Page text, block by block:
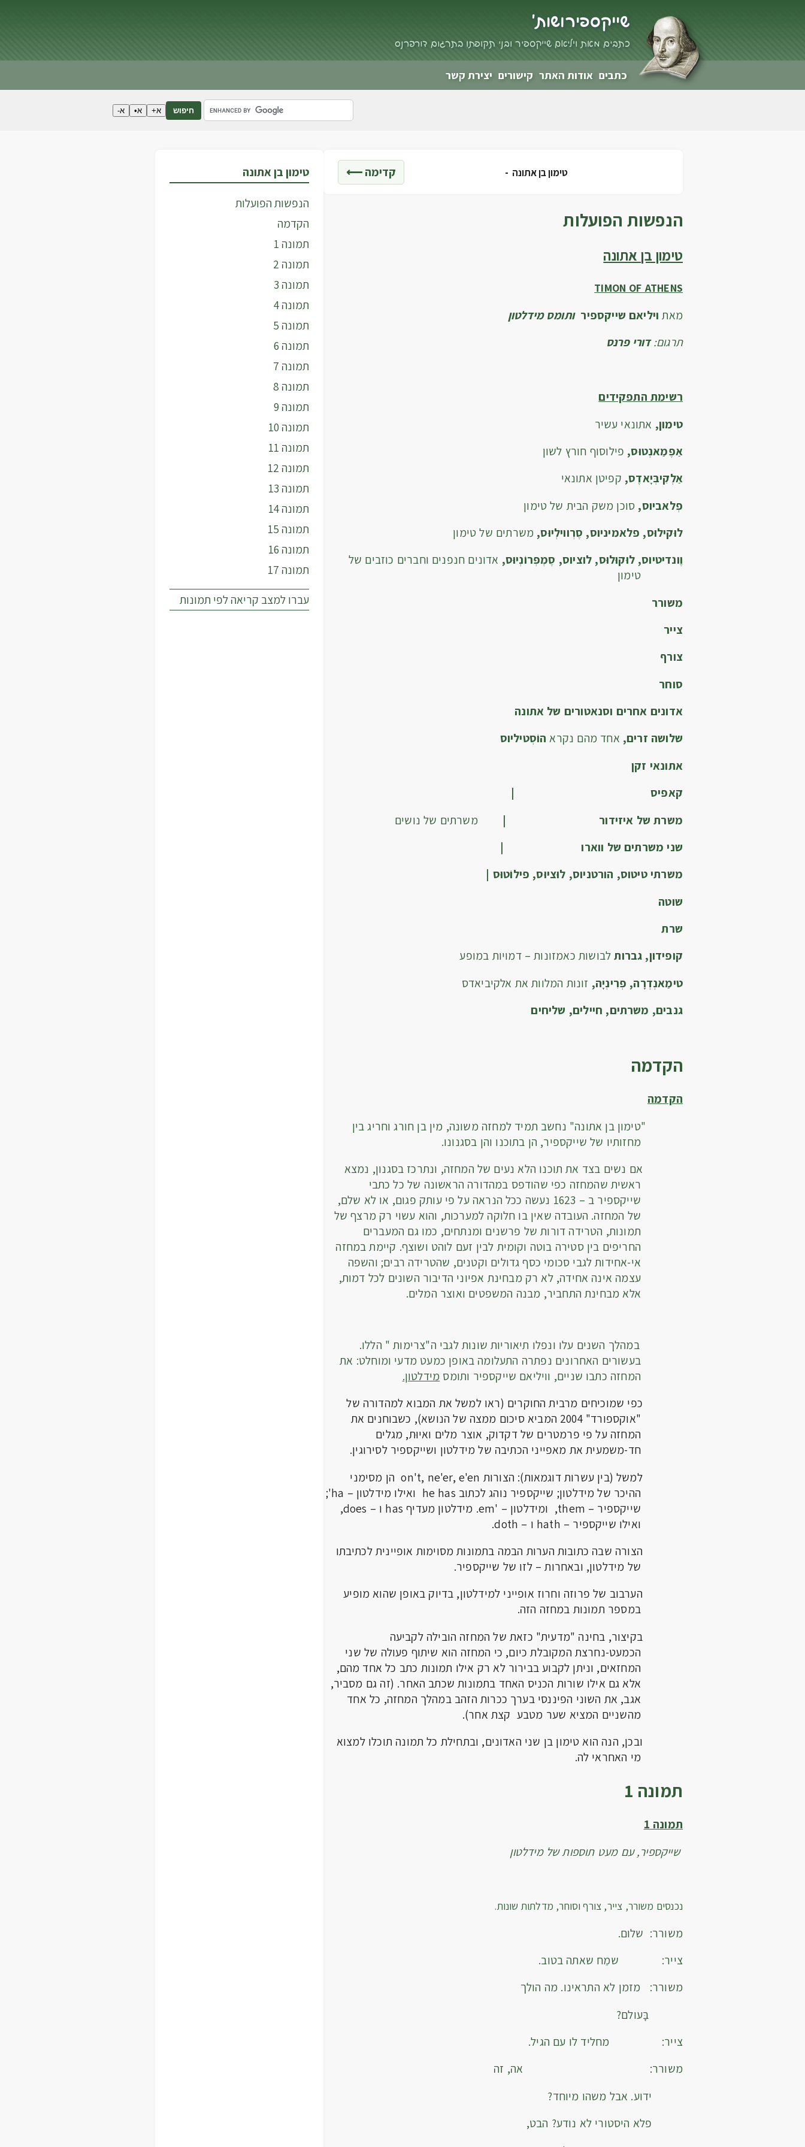
שייקספיר ושות'
כתבים מאת ויליאם שייקספיר ובני תקופתו בתרגום דורי פרנס
כתבים אודות האתר קישורים יצירת קשר
חיפוש א+ א• א-
טימון בן אתונה - קדימה ⟵
הנפשות הפועלות
טימון בן אתונה
TIMON OF ATHENS
מאת ויליאם שייקספיר ותומס מידלטון
תרגום:דורי פרנס
רשימת התפקידים
טימון, אתונאי עשיר
אַפֶּמַאנְטוּס, פילוסוף חורץ לשון
אַלְקִיבְּיָאדֶס, קפיטן אתונאי
פְלאביוס, סוכן משק הבית של טימון
לוּקילוּס, פלאמיניוס, סֶרְווילְיוּס, משרתים של טימון
וֶונדיטיוס, לוּקוּלוּס, לוציוס, סֶמְפְּרוֹנְיוּס, אדונים חנפנים וחברים כוזבים של
טימון
משורר
צייר
צורף
סוחר
אדונים אחרים וסנאטורים של אתונה
שלושה זרים, אחד מהם נקרא הוֹסְטיליוס
אתונאי זקן
קאפיס |
משרת של איזידור | משרתים של נושים
שני משרתים של ווארו |
משרתי טיטוס, הורטניוס, לוּציוּס, פילוֹטוּס |
שוטה
שרת
קופידון, גברותלבושות כאמזונות – דמויות במופע
טימַאנְדְרָה, פְרִינְיָה, זונות המלוות את אלקיביאדס
גנבים, משרתים, חיילים, שליחים
הקדמה
הקדמה
"טימון בן אתונה" נחשב תמיד למחזה משונה, מין בן חורג וחריג בין
מחזותיו של שייקספיר, הן בתוכנו והן בסגנונו.
אם נשים בצד את תוכנו הלא נעים של המחזה, ונתרכז בסגנון, נמצא
ראשית שהמחזה כפי שהודפס במהדורה הראשונה של כל כתבי
שייקספיר ב – 1623 נעשה ככל הנראה על פי עותק פגום, או לא שלם,
של המחזה. העובדה שאין בו חלוקה למערכות, והוא עשוי רק מרצף של
תמונות, הטרידה דורות של פרשנים ומנתחים, כמו גם המעברים
החריפים בין סטירה בוטה וקומית לבין זעם לוהט ושוצף. קיימת במחזה
אי-אחידות לגבי סכומי כסף גדולים וקטנים, שהטרידה רבים; והשפה
עצמה אינה אחידה, לא רק מבחינת אפיוני הדיבור השונים לכל דמות,
אלא מבחינת התחביר, מבנה המשפטים ואוצר המלים.
במהלך השנים עלו ונפלו תיאוריות שונות לגבי ה"צרימות " הללו.
בעשורים האחרונים נפתרה התעלומה באופן כמעט מדעי ומוחלט: את
המחזה כתבו שניים, וויליאם שייקספיר ותומס מידלטון.
כפי שמוכיחים מרבית החוקרים (ראו למשל את המבוא למהדורה של
"אוקספורד" 2004 המביא סיכום ממצה של הנושא), כשבוחנים את
המחזה על פי פרמטרים של דקדוק, אוצר מלים ואיוּת, מגלים
חד-משמעית את מאפייני הכתיבה של מידלטון ושייקספיר לסירוגין.
למשל (בין עשרות דוגמאות): הצורות on't, ne'er, e'en הן מסימני
ההיכר של מידלטון; שייקספיר נוהג לכתוב he has ואילו מידלטון – ha';
שייקספיר – them, ומידלטון – 'em. מידלטון מעדיף has ו – does,
ואילו שייקספיר – hath ו – doth.
הצורה שבה כתובות הערות הבמה בתמונות מסוימות אופיינית לכתיבתו
של מידלטון, ובאחרות – לזו של שייקספיר.
הערבוב של פרוזה וחרוז אופייני למידלטון, בדיוק באופן שהוא מופיע
במספר תמונות במחזה הזה.
בקיצור, בחינה "מדעית" כזאת של המחזה הובילה לקביעה
הכמעט-נחרצת המקובלת כיום, כי המחזה הוא שיתוף פעולה של שני
המחזאים, וניתן לקבוע בבירור לא רק אילו תמונות כתב כל אחד מהם,
אלא גם אילו שורות הכניס האחד בתמונות שכתב האחר. (זה גם מסביר,
אגב, את השוני הפיננסי בערך ככרות הזהב במהלך המחזה, כל אחד
מהשניים המציא שער מטבע קצת אחר).
ובכן, הנה הוא טימון בן שני האדונים, ובתחילת כל תמונה תוכלו למצוא
מי האחראי לה.
תמונה 1
תמונה 1
שייקספיר, עם מעט תוספות של מידלטון
נכנסים משורר, צייר, צורף וסוחר, מדלתות שונות.
משורר: שלום.
צייר: שמֵח שאתה בטוב.
משורר: מזמן לא התראינו. מה הולך
בָּעולם?
צייר: מחליד לו עם הגיל.
משורר: אה, זה
ידוע. אבל משהו מיוחד?
פלא היסטורי לא נודע? הבט,
טימון בן אתונה
הנפשות הפועלות
הקדמה
תמונה 1
תמונה 2
תמונה 3
תמונה 4
תמונה 5
תמונה 6
תמונה 7
תמונה 8
תמונה 9
תמונה 10
תמונה 11
תמונה 12
תמונה 13
תמונה 14
תמונה 15
תמונה 16
תמונה 17
עברו למצב קריאה לפי תמונות